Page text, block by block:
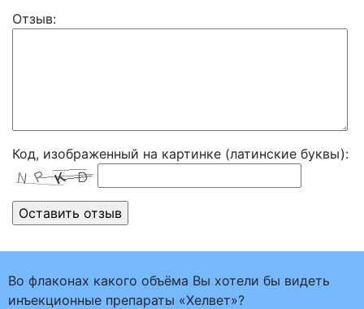
Отзыв:
Код, изображенный на картинке (латинские буквы):
Во флаконах какого объёма Вы хотели бы видеть
инъекционные препараты «Хелвет»?